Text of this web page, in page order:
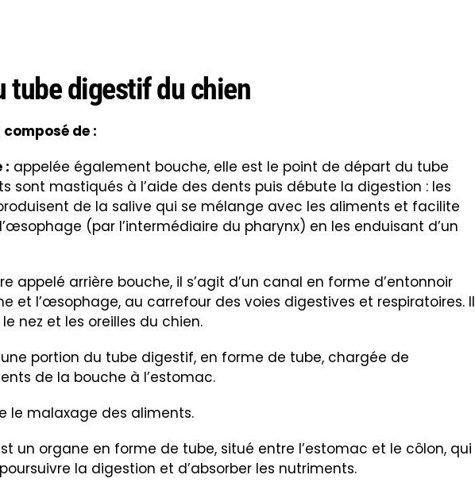
tube digestif du chien
de :
: appelée également bouche, elle est le point de départ du tube
sont mastiqués à l’aide des dents puis débute la digestion : les
de la salive qui se mélange avec les aliments et facilite
(par l’intermédiaire du pharynx) en les enduisant d’un
appelé arrière bouche, il s’agit d’un canal en forme d’entonnoir
et l’œsophage, au carrefour des voies digestives et respiratoires. Il
nez et les oreilles du chien.
portion du tube digestif, en forme de tube, chargée de
de la bouche à l’estomac.
le malaxage des aliments.
un organe en forme de tube, situé entre l’estomac et le côlon, qui
la digestion et d’absorber les nutriments.